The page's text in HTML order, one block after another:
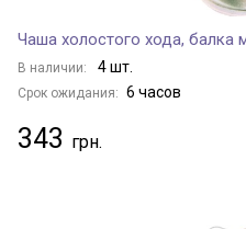
Чаша холостого хода, балка
В наличии: 4 шт.
Срок ожидания: 6 часов
343